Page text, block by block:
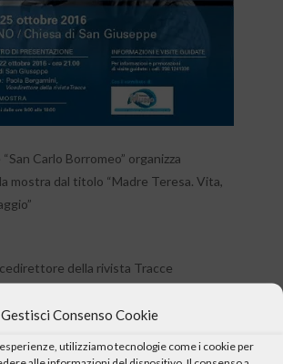
Gestisci Consenso Cookie
utilizziamo tecnologie come i cookie per
Carlo Borromeo” organizza
mostra dal titolo “Madre Teresa. Vita,
della rivista Tracce